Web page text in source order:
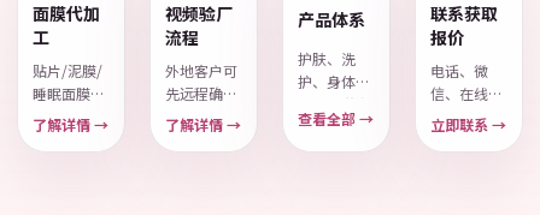
面膜代加
工
贴片/泥膜/
睡眠面膜
OEM /
ODM，500
了解详情 →
视频验厂
流程
外地客户可
先远程确认
研发、车间
与质控能
了解详情 →
产品体系
护肤、洗
护、身体护
理与渠道定
制全品类一
览。
查看全部 →
联系获取
报价
电话、微
信、在线表
单，选择你
最方便的方
立即联系 →